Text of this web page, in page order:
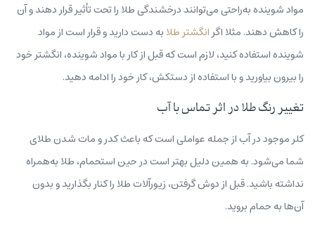
مواد شوینده به‌راحتی می‌توانند درخشندگی طلا را تحت تأثیر قرار دهند و آن
را کاهش دهند. مثلا اگرانگشتر طلا به دست دارید و قرار است از مواد
شوینده استفاده کنید، لازم است که قبل از کار با مواد شوینده، انگشتر خود
را بیرون بیاورید و با استفاده از دستکش، کار خود را ادامه دهید.
تغییر رنگ طلا در اثر تماس با آب
کلر موجود در آب از جمله عواملی است که باعث کدر و مات شدن طلای
شما می‌شود. به همین دلیل بهتر است در حین استحمام، طلا به‌همراه
نداشته باشید. قبل از دوش گرفتن، زیورآلات طلا را کنار بگذارید و بدون
آن‌ها به حمام بروید.